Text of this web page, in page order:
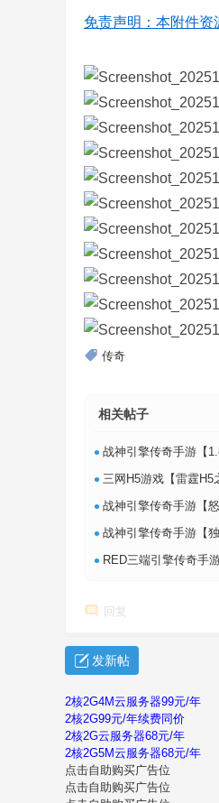
免责声明：本附件资
传奇
相关帖子
• 战神引擎传奇手游【1.80看脸
• 三网H5游戏【雷霆H5之阿发雷
• 战神引擎传奇手游【怒火冰雪
• 战神引擎传奇手游【独家修复
• RED三端引擎传奇手游【聚义
回复
发新帖
2核2G4M云服务器99元/年
2核2G99元/年续费同价
2核2G云服务器68元/年
2核2G5M云服务器68元/年
点击自助购买广告位
点击自助购买广告位